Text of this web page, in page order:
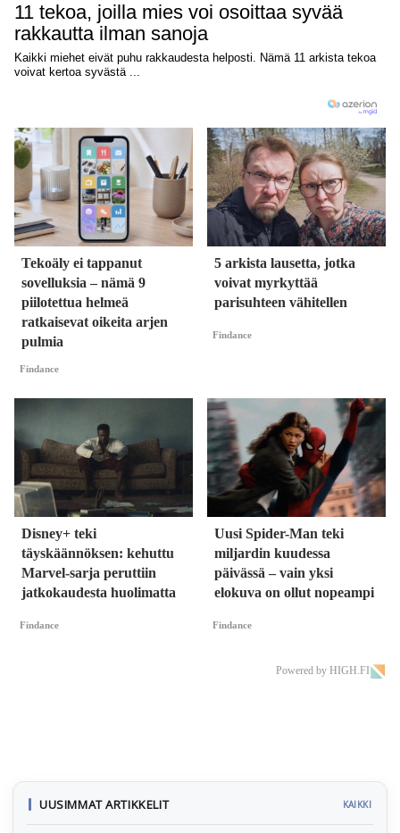
Tekoäly ei tappanut
sovelluksia – nämä 9
piilotettua helmeä
ratkaisevat oikeita arjen
pulmia
Findance
5 arkista lausetta, jotka
voivat myrkyttää
parisuhteen vähitellen
Findance
Disney+ teki
täyskäännöksen: kehuttu
Marvel-sarja peruttiin
jatkokaudesta huolimatta
Findance
Uusi Spider-Man teki
miljardin kuudessa
päivässä – vain yksi
elokuva on ollut nopeampi
Findance
Powered by HIGH.FI
UUSIMMAT ARTIKKELIT KAIKKI